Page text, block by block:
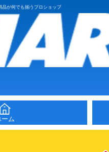
品が何でも揃うプロショップ
ーム